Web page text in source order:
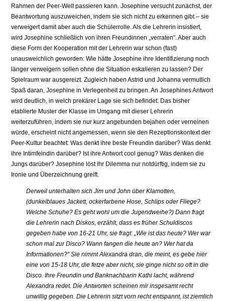
Rahmen der Peer-Welt passieren kann. Josephine versucht zunächst, der
Beantwortung auszuweichen, indem sie sich nicht zu erkennen gibt – sie
verweigert damit aber auch die Schülerrolle. Als die Lehrerin insistiert,
wird Josephine schließlich von ihren Freundinnen „verraten“. Aber auch
diese Form der Kooperation mit der Lehrerin war schon (fast)
unausweichlich geworden: Wie hätte Josephine ihre Identifizierung noch
länger verweigern sollen ohne die Situation eskalieren zu lassen? Der
Spielraum war ausgereizt. Zugleich haben Astrid und Johanna vermutlich
Spaß daran, Josephine in Verlegenheit zu bringen. An Josephines Antwort
wird deutlich, in welch prekärer Lage sie sich befindet: Das bisher
etablierte Muster der Klasse im Umgang mit dieser Lehrerin
weiterzuführen, indem sie nur kurz angebunden bejahen oder verneinen
würde, erscheint nicht angemessen, wenn sie den Rezeptionskontext der
Peer-Kultur beachtet: Was denkt ihre beste Freundin darüber? Was denkt
ihre Intimfeindin darüber? Ist ihre Antwort cool genug? Was denken die
Jungs darüber? Josephine löst ihr Dilemma nur notdürftig, indem sie zu
Ironie und Überzeichnung greift.
Derweil unterhalten sich Jim und John über Klamotten,
(dunkelblaues Jackett, ockerfarbene Hose, Schlips oder Fliege?
Welche Schuhe? Es geht wohl um die Jugendweihe?) Dann fragt
die Lehrerin nach Diskos, erzählt, dass es früher Schuldiscos
gegeben habe von 16-21 Uhr, sie fragt: „Wie ist das heute? Wer war
schon mal zur Disco? Wann fangen die heute an? Wer hat da
Informationen?“ Sie nimmt Alexandra dran, die meint, es gebe hier
eine von 15-18 Uhr, die fetze aber nicht, sie ginge nicht so oft in die
Disco. Ihre Freundin und Banknachbarin Kathi lacht, während
Alexandra redet. Die Antworten scheinen mir insgesamt recht
unwillig gegeben. Die Lehrerin sitzt vorn recht entspannt, ist ziemlich